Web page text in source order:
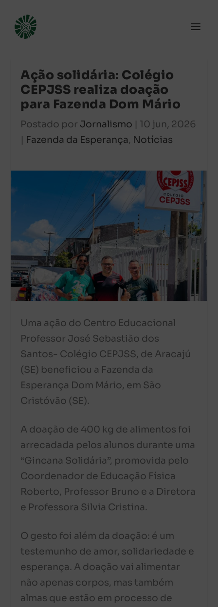
Ação solidária: Colégio
CEPJSS realiza doação
para Fazenda Dom Mário
Postado por Jornalismo | 10 jun, 2026
| Fazenda da Esperança, Notícias
Uma ação do Centro Educacional
Professor José Sebastião dos
Santos- Colégio CEPJSS, de Aracajú
(SE) beneficiou a Fazenda da
Esperança Dom Mário, em São
Cristóvão (SE).
A doação de 400 kg de alimentos foi
arrecadada pelos alunos durante uma
“Gincana Solidária”, promovida pelo
Coordenador de Educação Física
Roberto, Professor Bruno e a Diretora
e Professora Silvia Cristina.
O gesto foi além da doação: é um
testemunho de amor, solidariedade e
esperança. A doação vai alimentar
não apenas corpos, mas também
almas que estão em processo de